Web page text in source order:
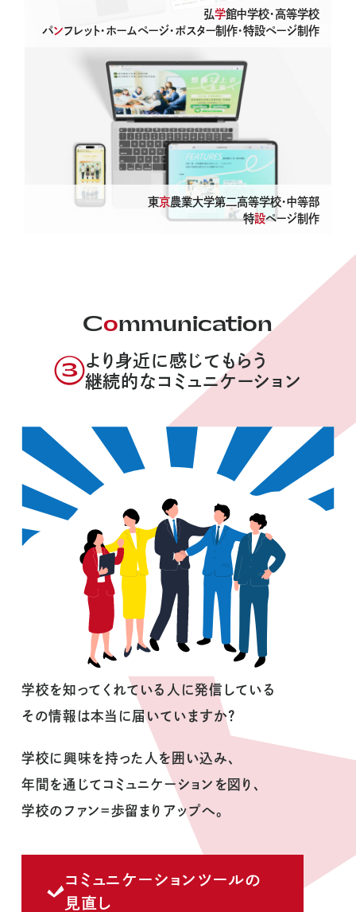
支援事例
Works
制作実績
About
PLANEdとは
Company
会社概要
弘学館中学校・高等学校
パンフレット・ホームページ・ポスター制作・特設ページ制作
東京農業大学第二高等学校・中等部
特設ページ制作
Communication
より身近に感じてもらう
継続的なコミュニケーション
学校を知ってくれている人に発信している
その情報は本当に届いていますか？
学校に興味を持った人を囲い込み、
年間を通じてコミュニケーションを図り、
学校のファン＝歩留まりアップへ。
コミュニケーションツールの
見直し